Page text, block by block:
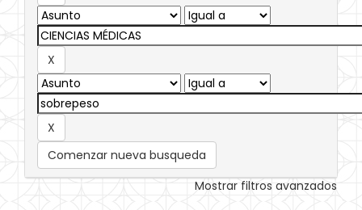
Comenzar nueva busqueda
Mostrar filtros avanzados